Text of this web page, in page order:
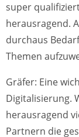
super
herausragend.
durchaus
Themen
Gräfer: Eine
Digitalisierung.
herausragend
Partnern die